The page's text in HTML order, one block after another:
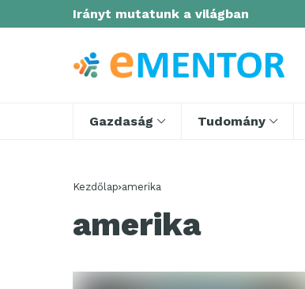
Irányt mutatunk a világban
Gazdaság Tudomány
Kezdőlap amerika
amerika